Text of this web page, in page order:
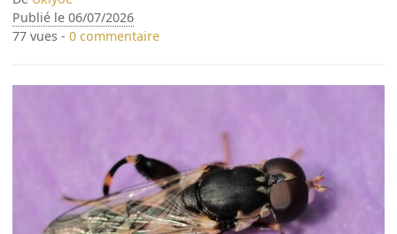
Publié le 06/07/2026
77 vues -0 commentaire